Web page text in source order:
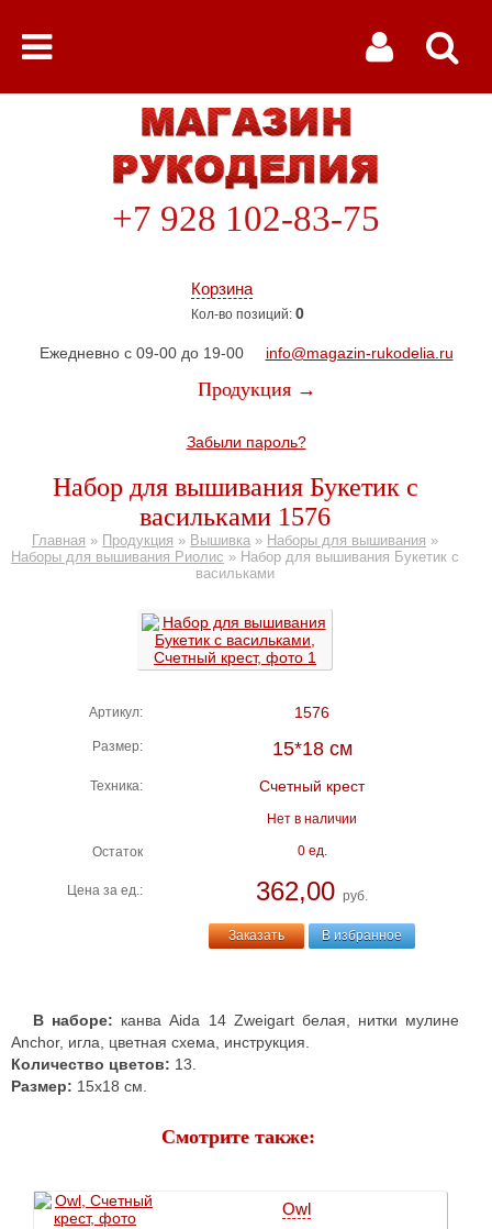
Корзина
Кол-во позиций: 0
+7 928 102-83-75
Ежедневно с 09-00 до 19-00 info@magazin-rukodelia.ru
Продукция →
Забыли пароль?
Набор для вышивания Букетик с
васильками 1576
Главная » Продукция » Вышивка » Наборы для вышивания »
Наборы для вышивания Риолис » Набор для вышивания Букетик с
васильками
Артикул: 1576
Размер: 15*18 см
Техника: Счетный крест
Нет в наличии
Остаток 0 ед.
Цена за ед.: 362,00 руб.
Заказать В избранное
В наборе: канва Aida 14 Zweigart белая, нитки мулине
Anchor, игла, цветная схема, инструкция.
Количество цветов: 13.
Размер: 15х18 см.
Смотрите также:
Owl